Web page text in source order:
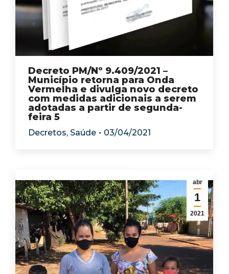
Decreto PM/Nº 9.409/2021 –
Município retorna para Onda
Vermelha e divulga novo decreto
com medidas adicionais a serem
adotadas a partir de segunda-
feira 5
Decretos, Saúde 03/04/2021
abr
1
2021